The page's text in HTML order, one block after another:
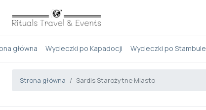
główna Wycieczki po Kapadocji Wycieczki po Stambule
Strona główna Sardis Starożytne Miasto